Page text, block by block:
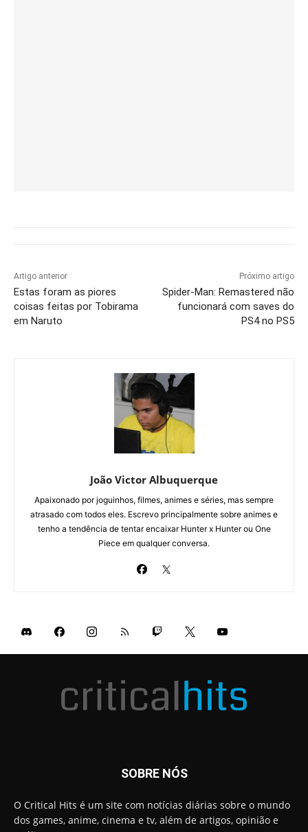
Artigo anterior
Estas foram as piores
coisas feitas por Tobirama
em Naruto
Próximo artigo
Spider-Man: Remastered não
funcionará com saves do
PS4 no PS5
João Victor Albuquerque
Apaixonado por joguinhos, filmes, animes e séries, mas sempre
atrasado com todos eles. Escrevo principalmente sobre animes e
tenho a tendência de tentar encaixar Hunter x Hunter ou One
Piece em qualquer conversa.
SOBRE NÓS
O Critical Hits é um site com notícias diárias sobre o mundo
dos games, anime, cinema e tv, além de artigos, opinião e